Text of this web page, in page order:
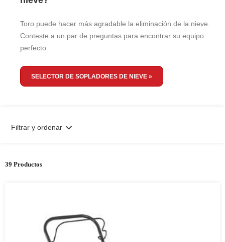
Toro puede hacer más agradable la eliminación de la nieve.
Conteste a un par de preguntas para encontrar su equipo
perfecto.
SELECTOR DE SOPLADORES DE NIEVE »
39 Productos
Filtrar y ordenar